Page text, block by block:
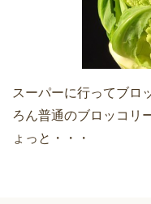
スーパーに行ってブロ
ろん普通のブロッコリ
ょっと・・・